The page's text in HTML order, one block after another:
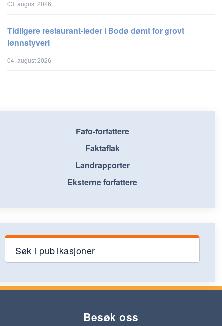
03. august 2026
Tidligere restaurant-leder i Bodø dømt for grovt
lønnstyveri
04. august 2026
Fafo-forfattere
Faktaflak
Landrapporter
Eksterne forfattere
Søk i publikasjoner
Besøk oss